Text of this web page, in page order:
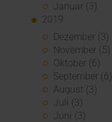
Januar (3)
2019
Dezember (3)
November (5)
Oktober (6)
September (6)
August (3)
Juli (3)
Juni (3)